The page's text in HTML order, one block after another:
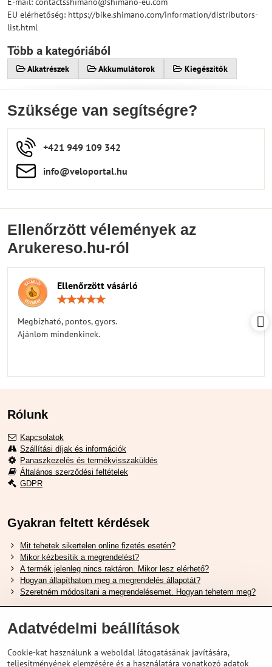
EU elérhetőség: https://bike.shimano.com/information/distributors-
list.html
Több a kategóriából
Alkatrészek Akkumulátorok Kiegészítők
Szüksége van segítségre?
+421 949 109 342
info​​@veloportal​.hu
Ellenőrzött vélemények az
Arukereso.hu-ról
Ellenőrzött vásárló
Megbízható, pontos, gyors.
Ajánlom mindenkinek.
Rólunk
Kapcsolatok
Szállítási díjak és információk
Panaszkezelés és termékvisszaküldés
Általános szerződési feltételek
GDPR
Gyakran feltett kérdések
Mit tehetek sikertelen online fizetés esetén?
Mikor kézbesítik a megrendelést?
A termék jelenleg nincs raktáron. Mikor lesz elérhető?
Hogyan állapíthatom meg a megrendelés állapotát?
Szeretném módosítani a megrendelésemet. Hogyan tehetem meg?
Hasznos Linkek
Hogyan válasszuk ki a megfelelő felfüggesztési villát ?
Adatvédelmi beállítások
Cookie-kat használunk a weboldal látogatásának javítására,
teljesítményének elemzésére és a használatára vonatkozó adatok